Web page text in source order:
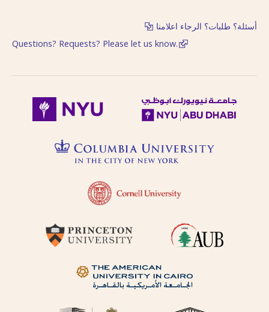
أسئلة؟ طلبات؟ الرجاء اعلامنا
Questions? Requests? Please let us know.